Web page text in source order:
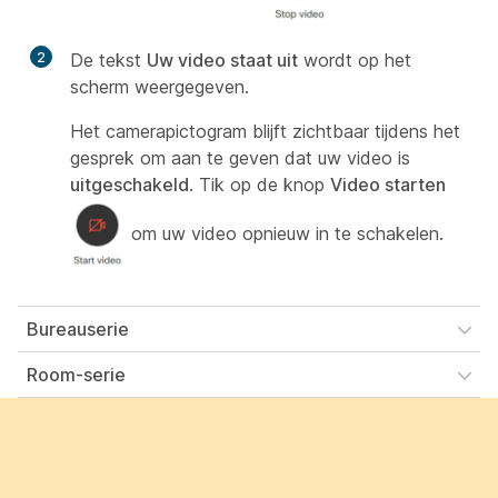
2 De tekst Uw video staat uit wordt op het
scherm weergegeven.
Het camerapictogram blijft zichtbaar tijdens het
gesprek om aan te geven dat uw video is
uitgeschakeld. Tik op de knop Video starten
om uw video opnieuw in te schakelen.
Bureauserie
Room-serie